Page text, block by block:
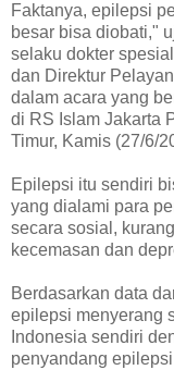
Faktanya, epilepsi
besar bisa diobati,"
selaku dokter
dan Direktur
dalam acara yang
di RS Islam Jakarta
Timur, Kamis (27/6/
Epilepsi itu sendiri
yang dialami para
secara sosial,
kecemasan dan
Berdasarkan data
epilepsi menyerang
Indonesia sendiri
penyandang